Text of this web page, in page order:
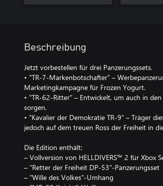
Beschreibung
Jetzt vorbestellen für drei Panzerungssets.
• "TR-7-Markenbotschafter" –
Marketingkampagne für Frozen Yogurt.
• "TR-62-Ritter" – Entwickelt, um auch in
sorgen.
• "Kavalier der Demokratie TR-9" – Träger
jedoch auf dem treuen Ross der Freiheit in
Die Edition enthält:
– Vollversion von HELLDIVERS™ 2 für Xbox
– "Retter der Freiheit DP-53"-Panzerungsset
– "Wille des Volkes"-Umhang